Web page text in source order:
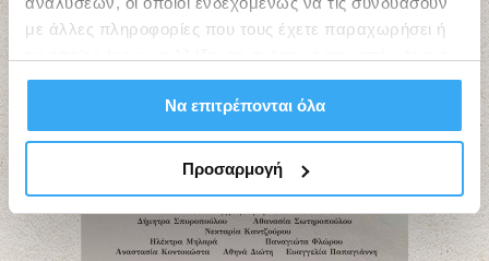
με άλλες πληροφορίες που τους έχετε παραχωρήσει ή
σας χρήση των υπηρεσιών τους.
Να επιτρέπονται όλα
Προσαρμογή